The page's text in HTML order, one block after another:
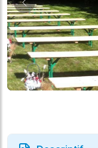
Précédent